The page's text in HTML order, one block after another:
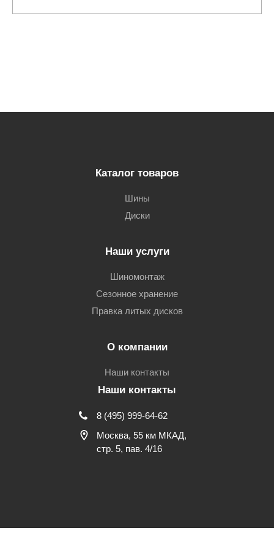
Каталог товаров
Шины
Диски
Наши услуги
Шиномонтаж
Сезонное хранение
Правка литых дисков
О компании
Наши контакты
Наши контакты
8 (495) 999-64-62
Москва, 55 км МКАД,
стр. 5, пав. 4/16